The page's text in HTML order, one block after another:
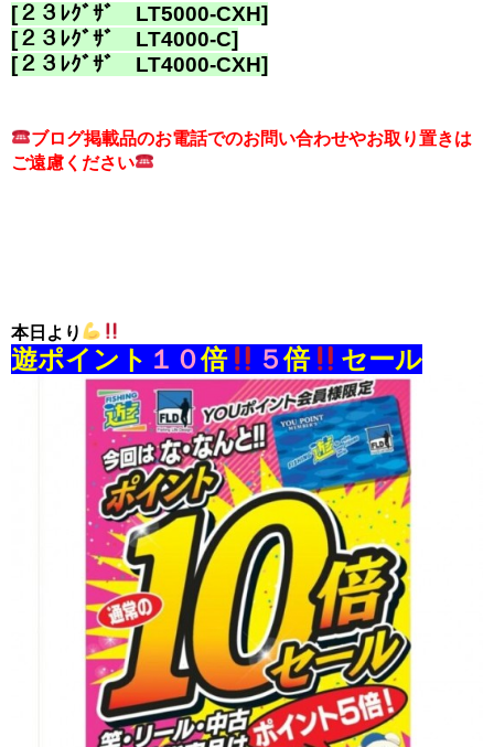
[２３ﾚｸﾞｻﾞ LT5000-CXH]
[２３ﾚｸﾞｻﾞ LT4000-C]
[２３ﾚｸﾞｻﾞ LT4000-CXH]
ブログ掲載品のお電話でのお問い合わせやお取り置きは
ご遠慮ください
本日より
遊ポイント １０倍 ５倍 セール